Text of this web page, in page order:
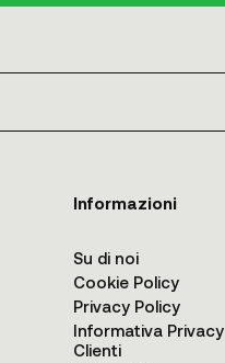
Informazioni
Su di noi
Cookie Policy
Privacy Policy
Informativa Privacy
Clienti